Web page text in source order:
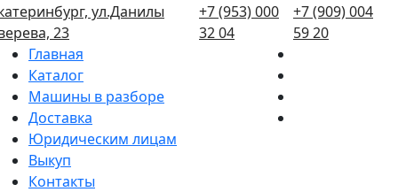
ул.Данилы
23
+7 (953) 000
32 04
+7 (909) 004
59 20
Главная
Каталог
Машины в разборе
Доставка
Юридическим лицам
Выкуп
Контакты